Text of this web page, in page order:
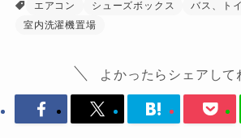
エアコン シューズボックス バス、ト
室内洗濯機置場
よかったらシェアして